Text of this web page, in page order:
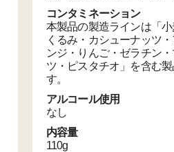
コンタミネーション
本製品の製造ラインは「小
くるみ・カシューナッツ
ンジ・りんご・ゼラチン
ツ・ピスタチオ」を含む
す。
アルコール使用
なし
内容量
110g